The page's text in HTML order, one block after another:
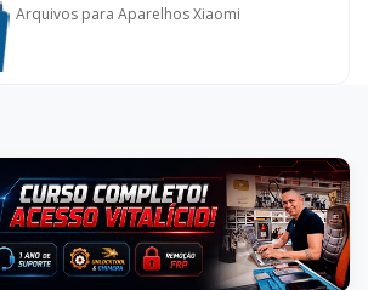
Arquivos para Aparelhos Xiaomi